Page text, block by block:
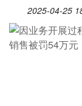
2025-04-25